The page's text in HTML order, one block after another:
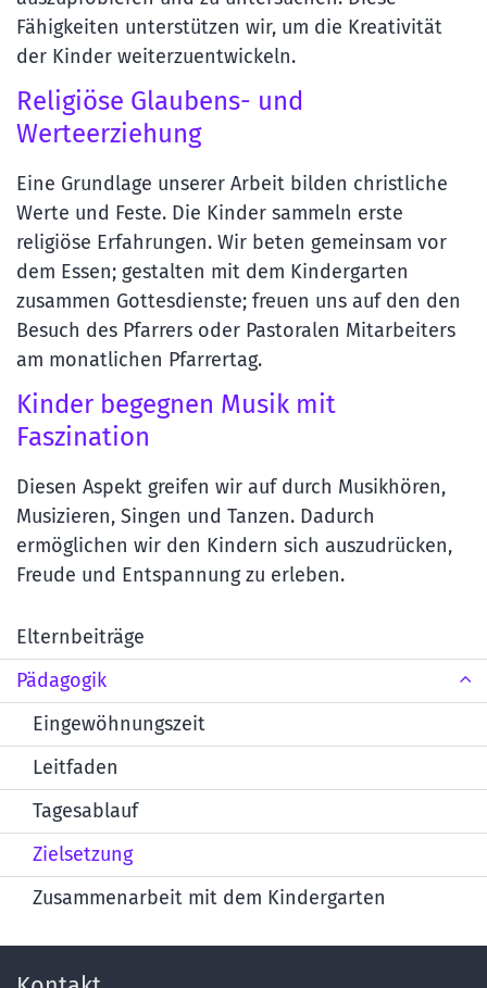
Fähigkeiten unterstützen wir, um die Kreativität
der Kinder weiterzuentwickeln.
Religiöse Glaubens- und
Werteerziehung
Eine Grundlage unserer Arbeit bilden christliche
Werte und Feste. Die Kinder sammeln erste
religiöse Erfahrungen. Wir beten gemeinsam vor
dem Essen; gestalten mit dem Kindergarten
zusammen Gottesdienste; freuen uns auf den den
Besuch des Pfarrers oder Pastoralen Mitarbeiters
am monatlichen Pfarrertag.
Kinder begegnen Musik mit
Faszination
Diesen Aspekt greifen wir auf durch Musikhören,
Musizieren, Singen und Tanzen. Dadurch
ermöglichen wir den Kindern sich auszudrücken,
Freude und Entspannung zu erleben.
Elternbeiträge
Pädagogik
Eingewöhnungszeit
Leitfaden
Tagesablauf
Zielsetzung
Zusammenarbeit mit dem Kindergarten